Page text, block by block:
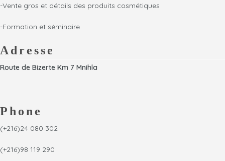
-Vente gros et détails des produits cosmétiques
-Formation et séminaire
Adresse
Route de Bizerte Km 7 Mnihla
Phone
(+216)24 080 302
(+216)98 119 290